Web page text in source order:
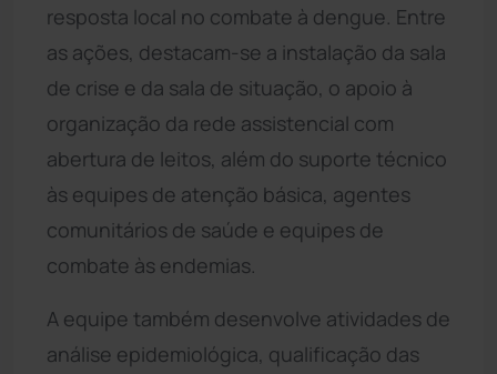
resposta local no combate à dengue. Entre
as ações, destacam-se a instalação da sala
de crise e da sala de situação, o apoio à
organização da rede assistencial com
abertura de leitos, além do suporte técnico
às equipes de atenção básica, agentes
comunitários de saúde e equipes de
combate às endemias.
A equipe também desenvolve atividades de
análise epidemiológica, qualificação das